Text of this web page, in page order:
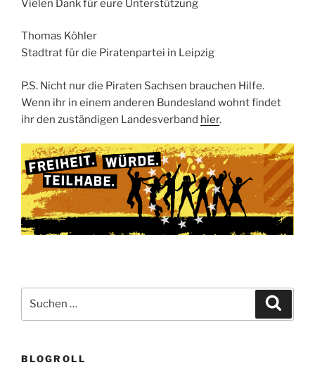
Vielen Dank für eure Unterstützung
Thomas Köhler
Stadtrat für die Piratenpartei in Leipzig
P.S. Nicht nur die Piraten Sachsen brauchen Hilfe.
Wenn ihr in einem anderen Bundesland wohnt findet
ihr den zuständigen Landesverband hier.
nach:
BLOGROLL